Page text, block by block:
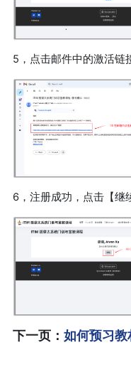
5，点击邮件中的激活链
6，注册成功，点击【继
下一页 ： 如何预习教